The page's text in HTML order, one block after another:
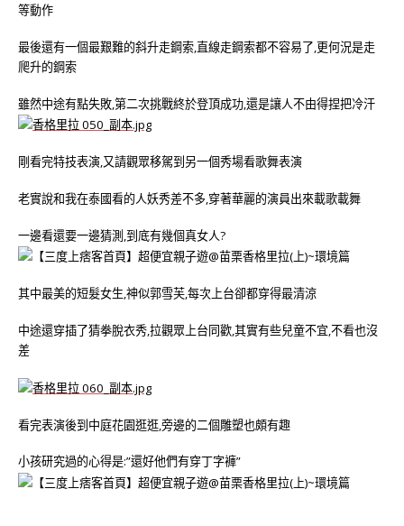
等動作
最後還有一個最艱難的斜升走鋼索,直線走鋼索都不容易了,更何況是走
爬升的鋼索
雖然中途有點失敗,第二次挑戰終於登頂成功,還是讓人不由得捏把冷汗
剛看完特技表演,又請觀眾移駕到另一個秀場看歌舞表演
老實說和我在泰國看的人妖秀差不多,穿著華麗的演員出來載歌載舞
一邊看還要一邊猜測,到底有幾個真女人?
其中最美的短髮女生,神似郭雪芙,每次上台卻都穿得最清涼
中途還穿插了猜拳脫衣秀,拉觀眾上台同歡,其實有些兒童不宜,不看也沒
差
看完表演後到中庭花園逛逛,旁邊的二個雕塑也頗有趣
小孩研究過的心得是:”還好他們有穿丁字褲”